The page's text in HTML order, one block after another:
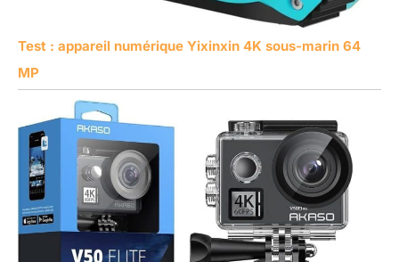
Test : appareil numérique Yixinxin 4K sous-marin 64
MP